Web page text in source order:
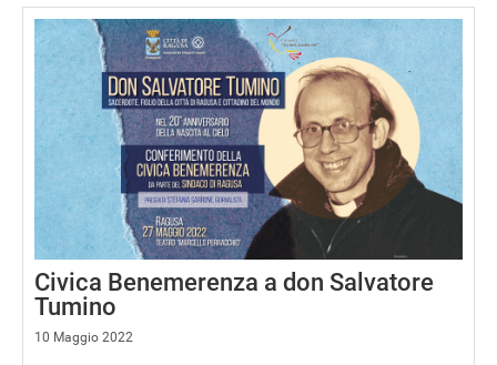
Civica Benemerenza a don Salvatore
Tumino
10 Maggio 2022